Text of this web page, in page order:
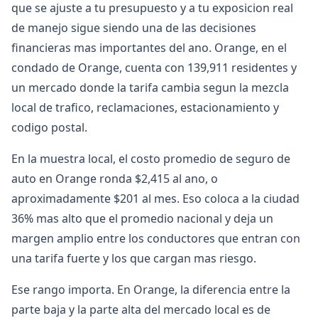
que se ajuste a tu presupuesto y a tu exposicion real
de manejo sigue siendo una de las decisiones
financieras mas importantes del ano. Orange, en el
condado de Orange, cuenta con 139,911 residentes y
un mercado donde la tarifa cambia segun la mezcla
local de trafico, reclamaciones, estacionamiento y
codigo postal.
En la muestra local, el costo promedio de seguro de
auto en Orange ronda $2,415 al ano, o
aproximadamente $201 al mes. Eso coloca a la ciudad
36% mas alto que el promedio nacional y deja un
margen amplio entre los conductores que entran con
una tarifa fuerte y los que cargan mas riesgo.
Ese rango importa. En Orange, la diferencia entre la
parte baja y la parte alta del mercado local es de